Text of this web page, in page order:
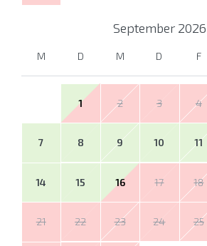
September 2026
M D M D F
1 2 3 4
7 8 9 10 11
14 15 16 17 18
21 22 23 24 25